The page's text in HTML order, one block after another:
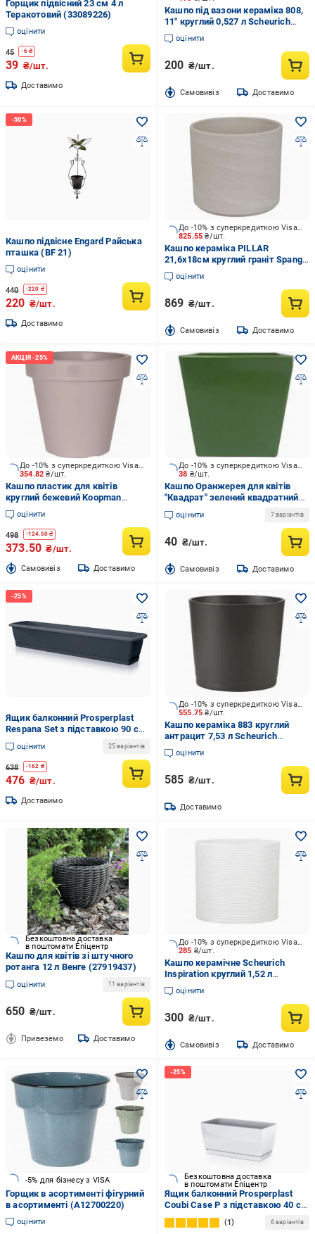
Горщик підвісний 23 см 4 л
Теракотовий (33089226)
оцінити
45 -6₴
39 ₴/шт.
Доставимо
Кашпо під вазони кераміка 808,
11" круглий 0,527 л Scheurich
(269397)
оцінити
200 ₴/шт.
Cамовивіз Доставимо
Кашпо підвісне Engard Райська
пташка (BF 21)
оцінити
440 -220 ₴
220 ₴/шт.
Доставимо
825.55₴/шт.
До -10% з суперкредиткою Visa Вигода
Кашпо кераміка PILLAR
21,6х18см круглий граніт Spang
(1029148)
оцінити
869 ₴/шт.
Cамовивіз Доставимо
354.82₴/шт.
До -10% з суперкредиткою Visa Вигода
Кашпо пластик для квітів
круглий бежевий Koopman
(Y54198600)
оцінити
498 -124.50 ₴
373.50 ₴/шт.
Cамовивіз Доставимо
38 ₴/шт.
До -10% з суперкредиткою Visa Вигода
Кашпо Оранжерея для квітів
"Квадрат" зелений квадратний
0,45 л
оцінити 7 варіантів
40 ₴/шт.
Cамовивіз Доставимо
Ящик балконний Prosperplast
Respana Set з підставкою 90 см
Антрацит (ISE900P-S433)
оцінити 25 варіантів
638 -162 ₴
476 ₴/шт.
Доставимо
555.75₴/шт.
До -10% з суперкредиткою Visa Вигода
Кашпо кераміка 883 круглий
антрацит 7,53 л Scheurich
(304169)
оцінити
585 ₴/шт.
Доставимо
Безкоштовна доставка
в поштомати Епіцентр
Кашпо для квітів зі штучного
ротанга 12 л Венге (27919437)
оцінити 11 варіантів
650 ₴/шт.
Привеземо Доставимо
285 ₴/шт.
До -10% з суперкредиткою Visa Вигода
Кашпо керамічне Scheurich
Inspiration круглий 1,52 л
молочний
оцінити
300 ₴/шт.
Cамовивіз Доставимо
-5% для бізнесу з VISA
Горщик в асортименті фігурний
в асортименті (A12700220)
оцінити
Безкоштовна доставка
в поштомати Епіцентр
Ящик балконний Prosperplast
Coubi Case P з підставкою 40 см
Білий (DUPP400-S449)
1 6 варіантів